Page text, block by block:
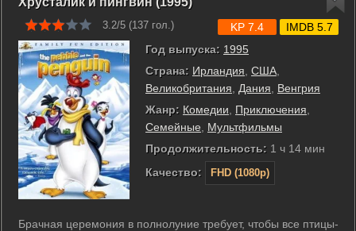
3.2/5 (137 гол.)
Год выпуска: 1995
Страна: Ирландия США
Великобритания
Дания
Венгрия
Жанр: Комедии Приключения
Семейные
Мультфильмы
Продолжительность: 1 ч 14 мин
Качество:
FHD (1080p)
KP 7.4 IMDB 5.7
Брачная церемония в полнолуние требует, чтобы все птицы-